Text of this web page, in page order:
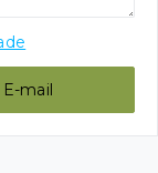
E-mail